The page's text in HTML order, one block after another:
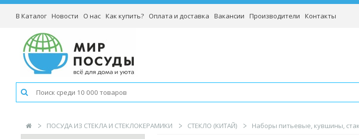
В Каталог Новости О нас Как купить? Оплата и доставка Вакансии Производители Контакты
ПОСУДА ИЗ СТЕКЛА И СТЕКЛОКЕРАМИКИ СТЕКЛО (КИТАЙ) Наборы питьевые, кувшины,